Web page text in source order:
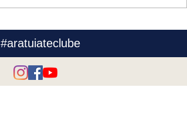
#aratuiateclube